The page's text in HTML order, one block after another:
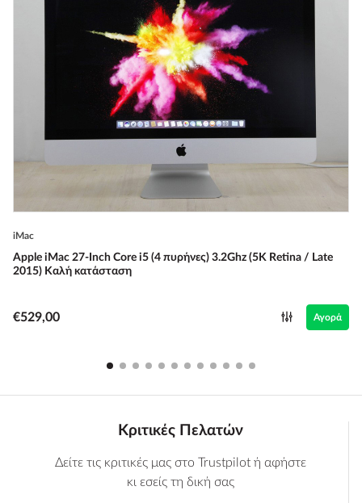
iMac
Apple iMac 27-Inch Core i5 (4 πυρήνες) 3.2Ghz (5K Retina / Late
2015) Καλή κατάσταση
€529,00 Αγορά
Κριτικές Πελατών
Δείτε τις κριτικές μας στο Trustpilot ή αφήστε
κι εσείς τη δική σας